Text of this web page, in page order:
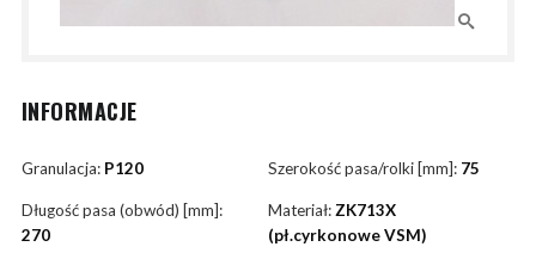
INFORMACJE
Granulacja: P120 Szerokość pasa/rolki [mm]: 75
Długość pasa (obwód) [mm]:
270
Materiał: ZK713X
(pł.cyrkonowe VSM)